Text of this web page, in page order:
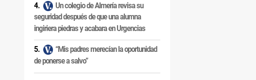
Un colegio de Almería revisa su
seguridad después de que una alumna
ingiriera piedras y acabara en Urgencias
“Mis padres merecían la oportunidad
de ponerse a salvo”